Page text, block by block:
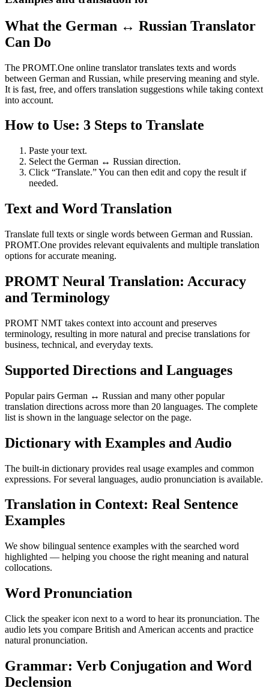
What the German ↔ Russian Translator
Can Do
The PROMT.One online translator translates texts and words
between German and Russian, while preserving meaning and style.
It is fast, free, and offers translation suggestions while taking context
into account.
How to Use: 3 Steps to Translate
Paste your text.
Select the German ↔ Russian direction.
Click “Translate.” You can then edit and copy the result if
needed.
Text and Word Translation
Translate full texts or single words between German and Russian.
PROMT.One provides relevant equivalents and multiple translation
options for accurate meaning.
PROMT Neural Translation: Accuracy
and Terminology
PROMT NMT takes context into account and preserves
terminology, resulting in more natural and precise translations for
business, technical, and everyday texts.
Supported Directions and Languages
Popular pairs German ↔ Russian and many other popular
translation directions across more than 20 languages. The complete
list is shown in the language selector on the page.
Dictionary with Examples and Audio
The built-in dictionary provides real usage examples and common
expressions. For several languages, audio pronunciation is available.
Translation in Context: Real Sentence
Examples
We show bilingual sentence examples with the searched word
highlighted — helping you choose the right meaning and natural
collocations.
Word Pronunciation
Click the speaker icon next to a word to hear its pronunciation. The
audio lets you compare British and American accents and practice
natural pronunciation.
Grammar: Verb Conjugation and Word
Declension